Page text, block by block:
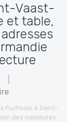
Vaast-
et table,
Fuchsias à Saint-
des meilleures